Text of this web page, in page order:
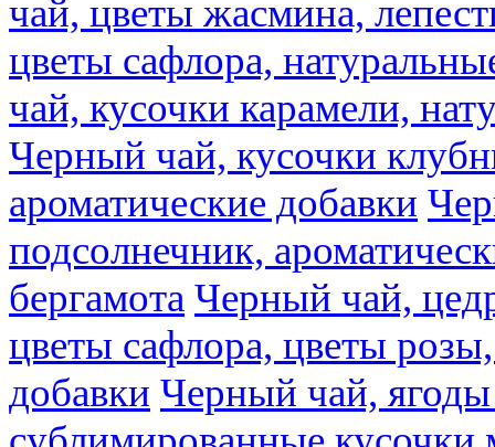
чай, цветы жасмина,
цветы сафлора,
чай, кусочки карамели,
Черный чай, кусочки
ароматические добавки
подсолнечник,
бергамота Черный чай,
цветы сафлора, цветы
добавки Черный чай,